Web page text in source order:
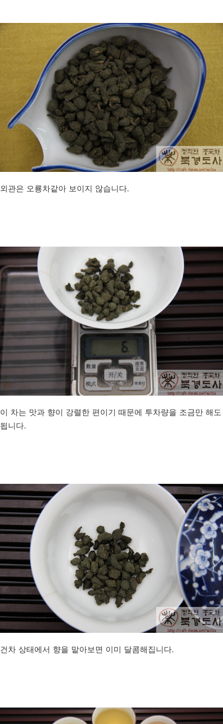
외관은 오룡차같아 보이지 않습니다.
이 차는 맛과 향이 강렬한 편이기 때문에 투차량을 조금만 해도
됩니다.
건차 상태에서 향을 맡아보면 이미 달콤해집니다.